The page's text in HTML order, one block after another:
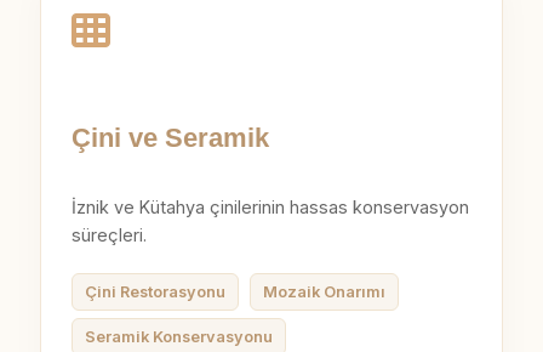
Çini ve Seramik
İznik ve Kütahya çinilerinin hassas konservasyon
süreçleri.
Çini Restorasyonu Mozaik Onarımı
Seramik Konservasyonu